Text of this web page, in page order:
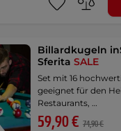
Billardkugeln
SferitaSALE
Set mit 16
geeignet für den
Restaurants, …
59,90 € 74,90 €